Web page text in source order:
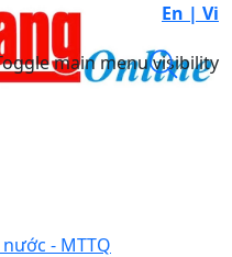
En | Vi
main menu visibility
- MTTQ